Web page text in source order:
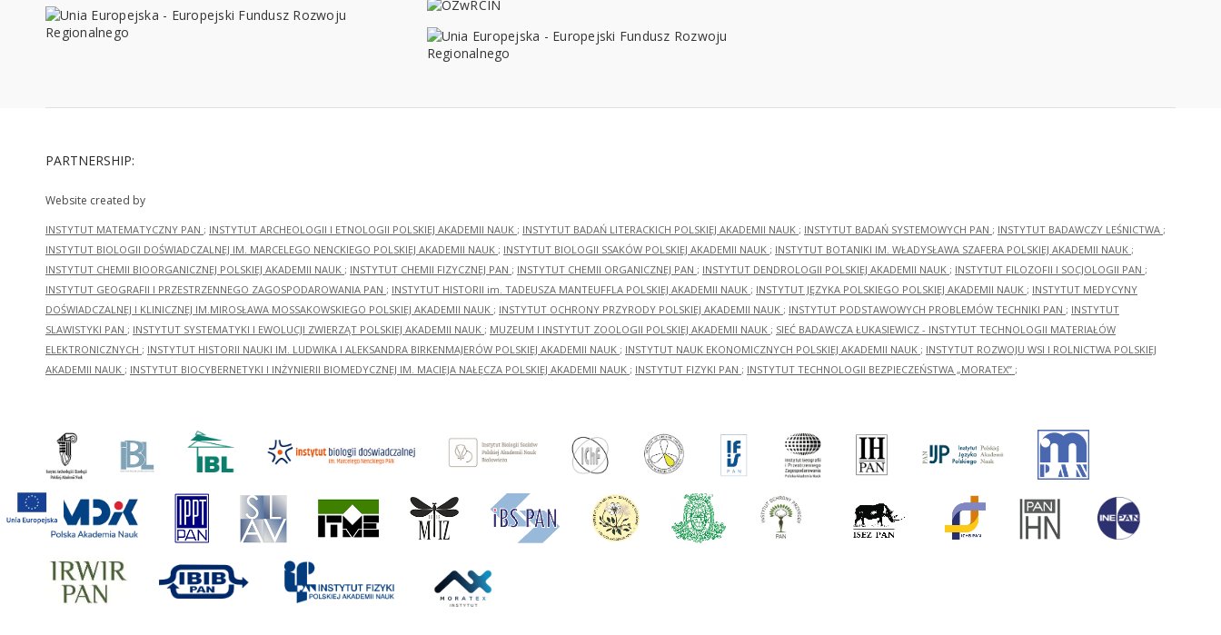
PARTNERSHIP:
Website created by
INSTYTUT MATEMATYCZNY PAN ; INSTYTUT ARCHEOLOGII I ETNOLOGII POLSKIEJ AKADEMII NAUK ; INSTYTUT BADAŃ LITERACKICH POLSKIEJ AKADEMII NAUK ; INSTYTUT BADAŃ SYSTEMOWYCH PAN ; INSTYTUT BADAWCZY LEŚNICTWA ;
INSTYTUT BIOLOGII DOŚWIADCZALNEJ IM. MARCELEGO NENCKIEGO POLSKIEJ AKADEMII NAUK ; INSTYTUT BIOLOGII SSAKÓW POLSKIEJ AKADEMII NAUK ; INSTYTUT BOTANIKI IM. WŁADYSŁAWA SZAFERA POLSKIEJ AKADEMII NAUK ;
INSTYTUT CHEMII BIOORGANICZNEJ POLSKIEJ AKADEMII NAUK ; INSTYTUT CHEMII FIZYCZNEJ PAN ; INSTYTUT CHEMII ORGANICZNEJ PAN ; INSTYTUT DENDROLOGII POLSKIEJ AKADEMII NAUK ; INSTYTUT FILOZOFII I SOCJOLOGII PAN ;
INSTYTUT GEOGRAFII I PRZESTRZENNEGO ZAGOSPODAROWANIA PAN ; INSTYTUT HISTORII im. TADEUSZA MANTEUFFLA POLSKIEJ AKADEMII NAUK ; INSTYTUT JĘZYKA POLSKIEGO POLSKIEJ AKADEMII NAUK ; INSTYTUT MEDYCYNY
DOŚWIADCZALNEJ I KLINICZNEJ IM.MIROSŁAWA MOSSAKOWSKIEGO POLSKIEJ AKADEMII NAUK ; INSTYTUT OCHRONY PRZYRODY POLSKIEJ AKADEMII NAUK ; INSTYTUT PODSTAWOWYCH PROBLEMÓW TECHNIKI PAN ; INSTYTUT
SLAWISTYKI PAN ; INSTYTUT SYSTEMATYKI I EWOLUCJI ZWIERZĄT POLSKIEJ AKADEMII NAUK ; MUZEUM I INSTYTUT ZOOLOGII POLSKIEJ AKADEMII NAUK ; SIEĆ BADAWCZA ŁUKASIEWICZ - INSTYTUT TECHNOLOGII MATERIAŁÓW
ELEKTRONICZNYCH ; INSTYTUT HISTORII NAUKI IM. LUDWIKA I ALEKSANDRA BIRKENMAJERÓW POLSKIEJ AKADEMII NAUK ; INSTYTUT NAUK EKONOMICZNYCH POLSKIEJ AKADEMII NAUK ; INSTYTUT ROZWOJU WSI I ROLNICTWA POLSKIEJ
AKADEMII NAUK ; INSTYTUT BIOCYBERNETYKI I INŻYNIERII BIOMEDYCZNEJ IM. MACIEJA NAŁĘCZA POLSKIEJ AKADEMII NAUK ; INSTYTUT FIZYKI PAN ; INSTYTUT TECHNOLOGII BEZPIECZEŃSTWA „MORATEX” ;